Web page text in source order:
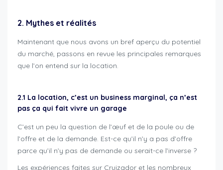
2. Mythes et réalités
Maintenant que nous avons un bref aperçu du potentiel
du marché, passons en revue les principales remarques
que l’on entend sur la location.
2.1 La location, c’est un business marginal, ça n’est
pas ça qui fait vivre un garage
C’est un peu la question de l’œuf et de la poule ou de
l’offre et de la demande. Est-ce qu’il n’y a pas d’offre
parce qu’il n’y pas de demande ou serait-ce l’inverse ?
Les expériences faites sur Cruizador et les nombreux